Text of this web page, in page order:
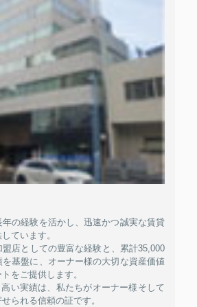
の経験を活かし、迅速かつ誠実な賃貸
ています。
店としての豊富な経験と、累計35,000
基盤に、オーナー様の大切な資産価値
をご提供します。
い実績は、私たちがオーナー様そして
られる信頼の証です。